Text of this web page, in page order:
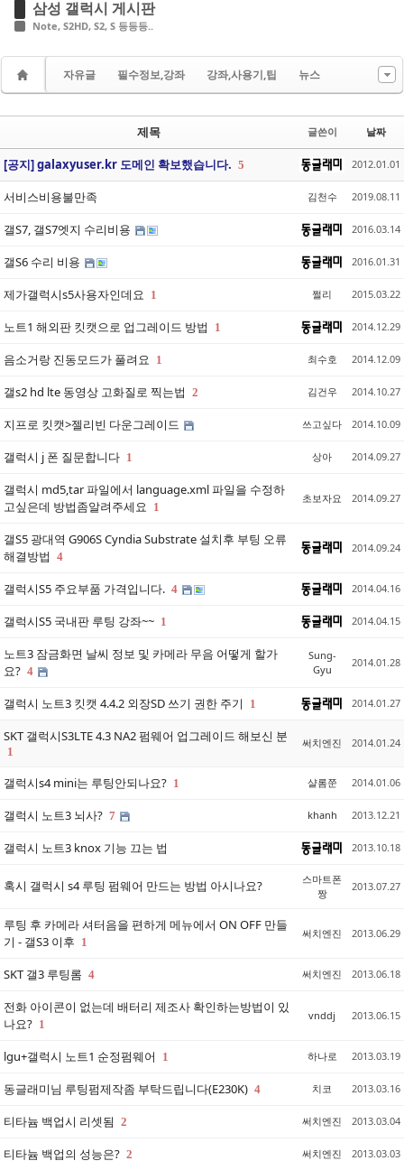
삼성 갤럭시 게시판
Note, S2HD, S2, S 등등등..
자유글 필수정보,강좌 강좌,사용기,팁 뉴스
제목 글쓴이 날짜
[공지] galaxyuser.kr 도메인 확보했습니다. 5 2012.01.01
서비스비용불만족 김천수 2019.08.11
갤S7, 갤S7엣지 수리비용 2016.03.14
갤S6 수리 비용 2016.01.31
제가갤럭시s5사용자인데요 1 쩔리 2015.03.22
노트1 해외판 킷캣으로 업그레이드 방법 1 2014.12.29
음소거랑 진동모드가 풀려요 1 최수호 2014.12.09
갤s2 hd lte 동영상 고화질로 찍는법 2 김건우 2014.10.27
지프로 킷캣>젤리빈 다운그레이드 쓰고싶다 2014.10.09
갤럭시 j 폰 질문합니다 1 상아 2014.09.27
갤럭시 md5,tar 파일에서 language.xml 파일을 수정하
고싶은데 방법좀알려주세요 1
초보자요 2014.09.27
갤S5 광대역 G906S Cyndia Substrate 설치후 부팅 오류
해결방법 4
2014.09.24
갤럭시S5 주요부품 가격입니다. 4 2014.04.16
갤럭시S5 국내판 루팅 강좌~~ 1 2014.04.15
노트3 잠금화면 날씨 정보 및 카메라 무음 어떻게 할가
요? 4
Sung-
Gyu
2014.01.28
갤럭시 노트3 킷캣 4.4.2 외장SD 쓰기 권한 주기 1 2014.01.27
SKT 갤럭시S3LTE 4.3 NA2 펌웨어 업그레이드 해보신 분
1
써치엔진 2014.01.24
갤럭시s4 mini는 루팅안되나요? 1 샬롬쭌 2014.01.06
갤럭시 노트3 뇌사? 7 khanh 2013.12.21
갤럭시 노트3 knox 기능 끄는 법 2013.10.18
혹시 갤럭시 s4 루팅 펌웨어 만드는 방법 아시나요?
스마트폰
짱
2013.07.27
루팅 후 카메라 셔터음을 편하게 메뉴에서 ON OFF 만들
기 - 갤S3 이후 1
써치엔진 2013.06.29
SKT 갤3 루팅롬 4 써치엔진 2013.06.18
전화 아이콘이 없는데 배터리 제조사 확인하는방법이 있
나요? 1
vnddj 2013.06.15
lgu+갤럭시 노트1 순정펌웨어 1 하나로 2013.03.19
동글래미님 루팅펌제작좀 부탁드립니다(E230K) 4 치코 2013.03.16
티타늄 백업시 리셋됨 2 써치엔진 2013.03.04
티타늄 백업의 성능은? 2 써치엔진 2013.03.03